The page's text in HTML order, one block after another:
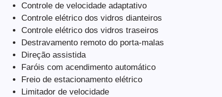
Controle de velocidade adaptativo
Controle elétrico dos vidros dianteiros
Controle elétrico dos vidros traseiros
Destravamento remoto do porta-malas
Direção assistida
Faróis com acendimento automático
Freio de estacionamento elétrico
Limitador de velocidade